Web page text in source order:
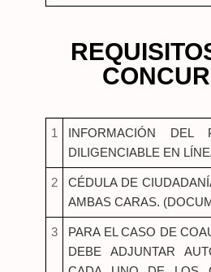
1
INFORMACIÓN DEL
DILIGENCIABLE EN
2
CÉDULA DE
AMBAS CARAS.
3
PARA EL CASO DE
DEBE ADJUNTAR